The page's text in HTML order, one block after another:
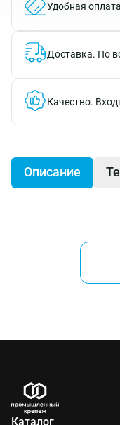
Удобная
Доставка. По
Качество.
Описание
Гвоздевая
деревянных
одной плоскости.
Применение
Каталог